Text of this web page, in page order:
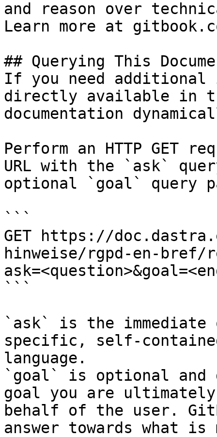
and reason over
Learn more at
## Querying This
If you need
directly available in
documentation
Perform an HTTP GET
URL with the `ask`
optional `goal` query
```
GET https://
hinweise/rgpd-en-bref/
```
`ask` is the
specific, self-
language.
`goal` is optional and
goal you are
behalf of the user.
answer towards what